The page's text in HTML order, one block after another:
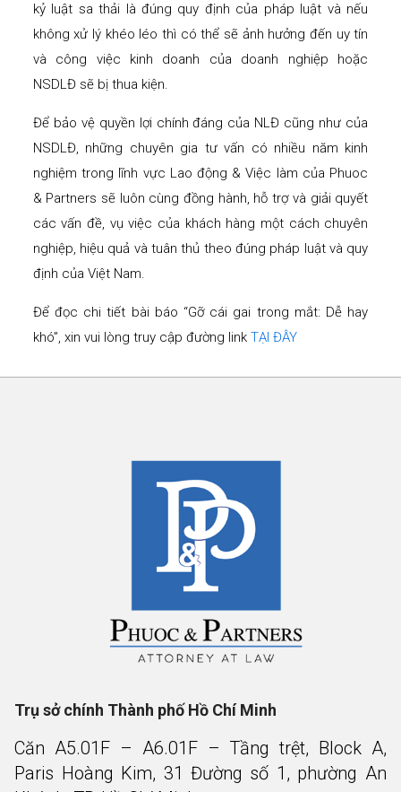
kỷ luật sa thải là đúng quy định của pháp luật và nếu
không xử lý khéo léo thì có thể sẽ ảnh hưởng đến uy tín
và công việc kinh doanh của doanh nghiệp hoặc
NSDLĐ sẽ bị thua kiện.
Để bảo vệ quyền lợi chính đáng của NLĐ cũng như của
NSDLĐ, những chuyên gia tư vấn có nhiều năm kinh
nghiệm trong lĩnh vực Lao động & Việc làm của Phuoc
& Partners sẽ luôn cùng đồng hành, hỗ trợ và giải quyết
các vấn đề, vụ việc của khách hàng một cách chuyên
nghiệp, hiệu quả và tuân thủ theo đúng pháp luật và quy
định của Việt Nam.
Để đọc chi tiết bài báo “Gỡ cái gai trong mắt: Dễ hay
khó”, xin vui lòng truy cập đường link TẠI ĐÂY
Trụ sở chính Thành phố Hồ Chí Minh
Căn A5.01F – A6.01F – Tầng trệt, Block A,
Paris Hoàng Kim, 31 Đường số 1, phường An